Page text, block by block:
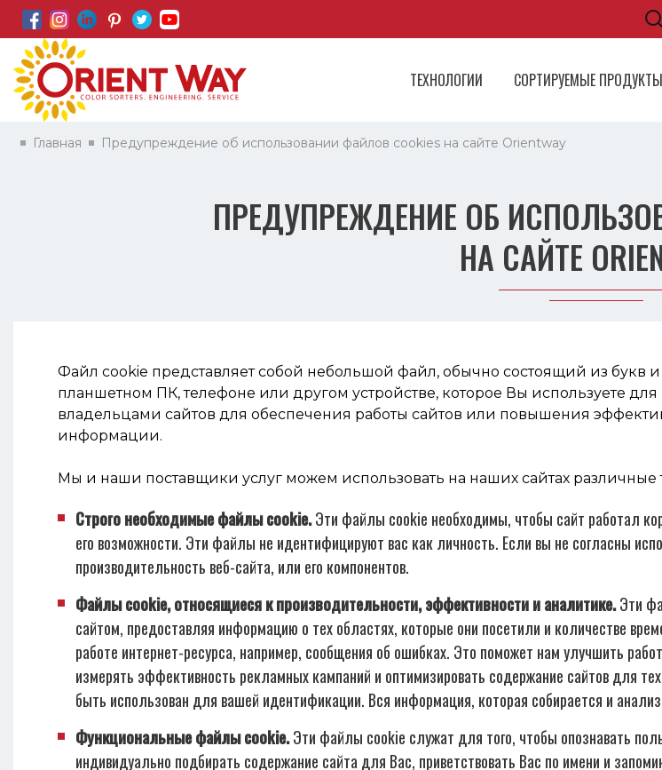
ТЕХНОЛОГИИ СОРТИРУЕМЫЕ ПРОДУКТЫ
Главная Предупреждение об использовании файлов cookies на сайте Orientway
ПРЕДУПРЕЖДЕНИЕ ОБ
НА САЙТЕ
Файл cookie представляет собой небольшой файл, обычно состоящий из букв
планшетном ПК, телефоне или другом устройстве, которое Вы используете
владельцами сайтов для обеспечения работы сайтов или повышения
информации.
Мы и наши поставщики услуг можем использовать на наших сайтах различные
Строго необходимые файлы cookie.Эти файлы cookie необходимы, чтобы сайт работал
его возможности. Эти файлы не идентифицируют вас как личность. Если вы не согласны
производительность веб-сайта, или его компонентов.
Файлы cookie, относящиеся к производительности, эффективности и аналитике.Эти
сайтом, предоставляя информацию о тех областях, которые они посетили и количестве
работе интернет-ресурса, например, сообщения об ошибках. Это поможет нам улучшить
измерять эффективность рекламных кампаний и оптимизировать содержание сайтов для
быть использован для вашей идентификации. Вся информация, которая собирается и
Функциональные файлы cookie.Эти файлы cookie служат для того, чтобы опознавать
индивидуально подбирать содержание сайта для Вас, приветствовать Вас по имени и